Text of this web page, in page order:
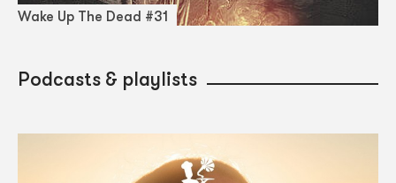
Wake Up The Dead #31
Podcasts & playlists